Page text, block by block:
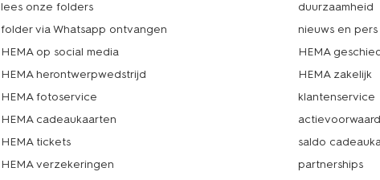
lees onze folders
folder via Whatsapp ontvangen
HEMA op social media
HEMA herontwerpwedstrijd
HEMA fotoservice
HEMA cadeaukaarten
HEMA tickets
HEMA verzekeringen
duurzaamheid
nieuws en pers
HEMA
HEMA zakelijk
klantenservice
saldo
partnerships